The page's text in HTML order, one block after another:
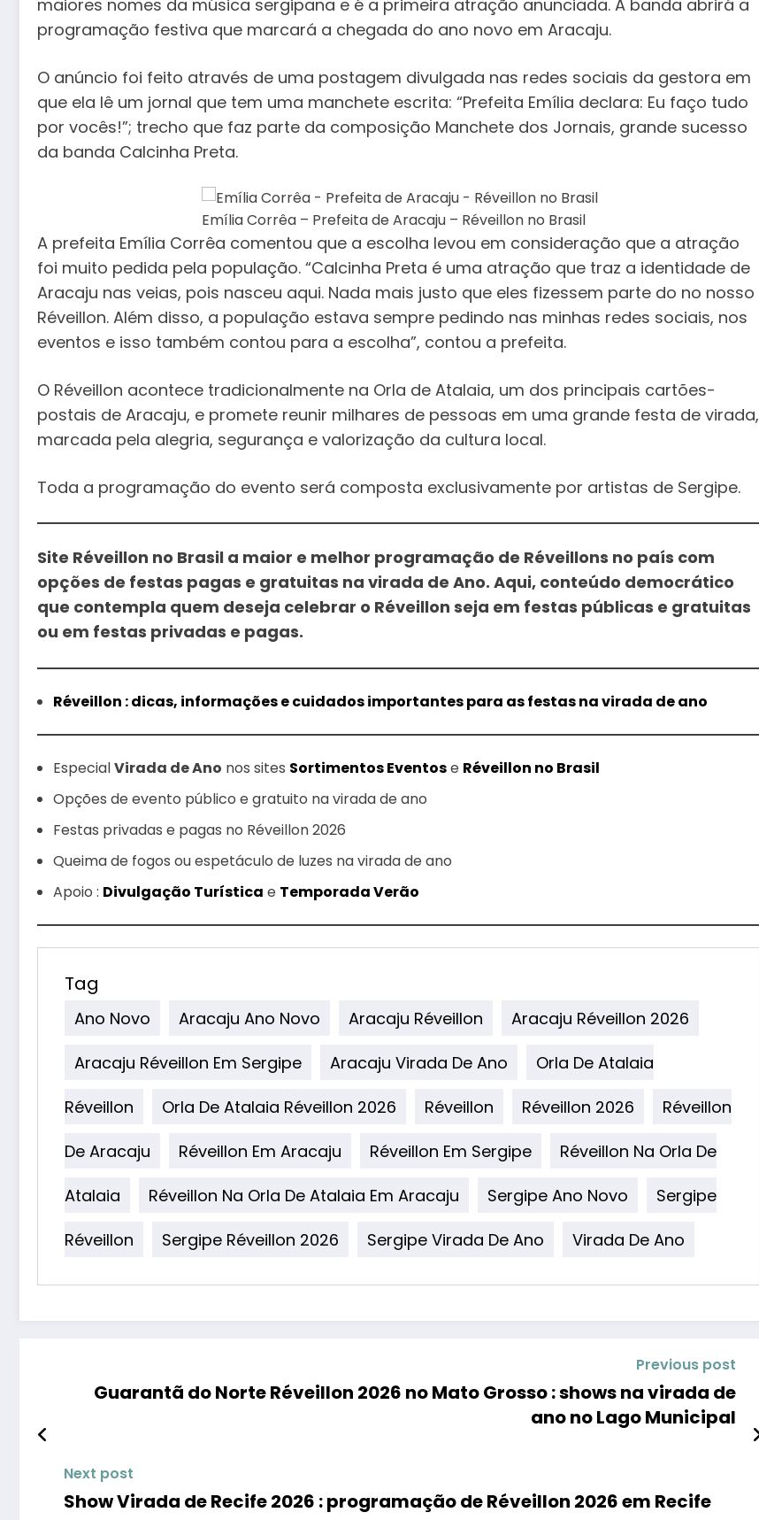
maiores nomes da música sergipana e é a primeira atração anunciada. A banda abrirá a
programação festiva que marcará a chegada do ano novo em Aracaju.
O anúncio foi feito através de uma postagem divulgada nas redes sociais da gestora em
que ela lê um jornal que tem uma manchete escrita: “Prefeita Emília declara: Eu faço tudo
por vocês!”; trecho que faz parte da composição Manchete dos Jornais, grande sucesso
da banda Calcinha Preta.
Emília Corrêa – Prefeita de Aracaju – Réveillon no Brasil
A prefeita Emília Corrêa comentou que a escolha levou em consideração que a atração
foi muito pedida pela população. “Calcinha Preta é uma atração que traz a identidade de
Aracaju nas veias, pois nasceu aqui. Nada mais justo que eles fizessem parte do no nosso
Réveillon. Além disso, a população estava sempre pedindo nas minhas redes sociais, nos
eventos e isso também contou para a escolha”, contou a prefeita.
O Réveillon acontece tradicionalmente na Orla de Atalaia, um dos principais cartões-
postais de Aracaju, e promete reunir milhares de pessoas em uma grande festa de virada,
marcada pela alegria, segurança e valorização da cultura local.
Toda a programação do evento será composta exclusivamente por artistas de Sergipe.
Site Réveillon no Brasil a maior e melhor programação de Réveillons no país com
opções de festas pagas e gratuitas na virada de Ano. Aqui, conteúdo democrático
que contempla quem deseja celebrar o Réveillon seja em festas públicas e gratuitas
ou em festas privadas e pagas.
Réveillon : dicas, informações e cuidados importantes para as festas na virada de ano
EspecialVirada de Ano nos sites Sortimentos Eventose Réveillon no Brasil
Opções de evento público e gratuito na virada de ano
Festas privadas e pagas no Réveillon 2026
Queima de fogos ou espetáculo de luzes na virada de ano
Apoio : Divulgação Turística e Temporada Verão
Tag
Ano Novo Aracaju Ano Novo Aracaju Réveillon
Aracaju Réveillon 2026
Aracaju Réveillon Em Sergipe
Aracaju Virada De Ano
Orla De Atalaia
Réveillon
Orla De Atalaia Réveillon 2026 Réveillon Réveillon 2026
Réveillon
De Aracaju
Réveillon Em Aracaju Réveillon Em Sergipe
Réveillon Na Orla De
Atalaia
Réveillon Na Orla De Atalaia Em Aracaju Sergipe Ano Novo
Sergipe
Réveillon
Sergipe Réveillon 2026 Sergipe Virada De Ano Virada De Ano
Previous post
Guarantã do Norte Réveillon 2026 no Mato Grosso : shows na virada de
ano no Lago Municipal
Next post
Show Virada de Recife 2026 : programação de Réveillon 2026 em Recife